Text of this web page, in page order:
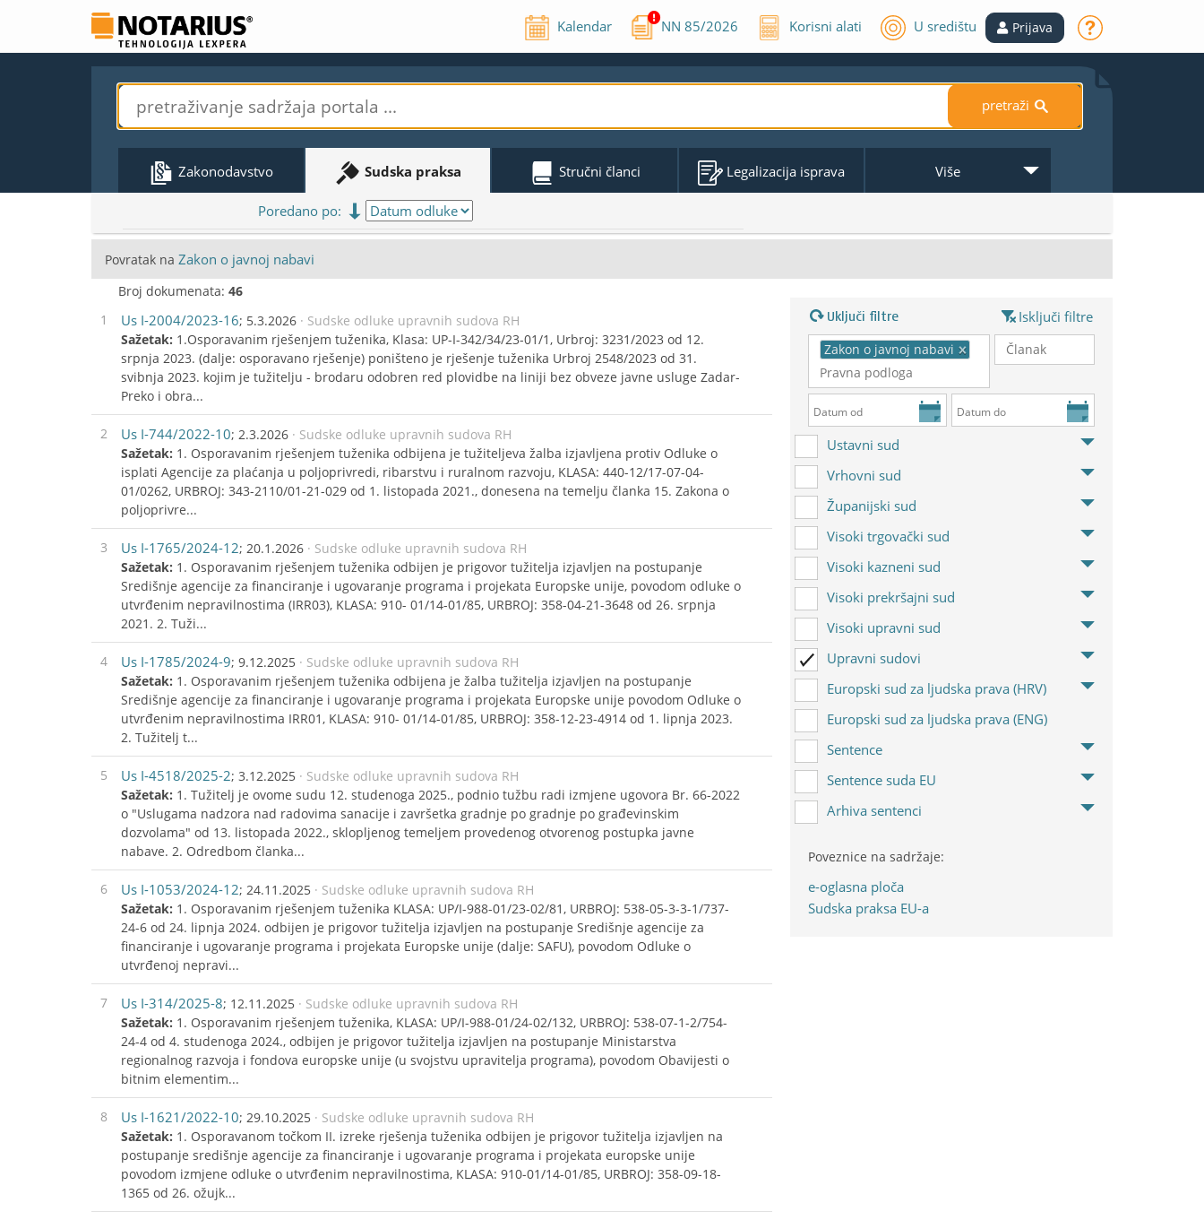
Kalendar NN85/2026 Korisni alati U središtu Prijava
pretraži S
Zakonodavstvo Sudska praksa Stručni članci Legalizacija isprava Više
Poredano po:
Povratak na Zakon o javnoj nabavi
Broj dokumenata: 46
1
Us I-2004/2023-16; 5.3.2026 · Sudske odluke upravnih sudova RH
Sažetak: 1.Osporavanim rješenjem tuženika, Klasa: UP-I-342/34/23-01/1, Urbroj: 3231/2023 od 12.
srpnja 2023. (dalje: osporavano rješenje) poništeno je rješenje tuženika Urbroj 2548/2023 od 31.
svibnja 2023. kojim je tužitelju - brodaru odobren red plovidbe na liniji bez obveze javne usluge Zadar-
Preko i obra...
2 Us I-744/2022-10; 2.3.2026 · Sudske odluke upravnih sudova RH
Sažetak: 1. Osporavanim rješenjem tuženika odbijena je tužiteljeva žalba izjavljena protiv Odluke o
isplati Agencije za plaćanja u poljoprivredi, ribarstvu i ruralnom razvoju, KLASA: 440-12/17-07-04-
01/0262, URBROJ: 343-2110/01-21-029 od 1. listopada 2021., donesena na temelju članka 15. Zakona o
poljoprivre...
3 Us I-1765/2024-12; 20.1.2026 · Sudske odluke upravnih sudova RH
Sažetak: 1. Osporavanim rješenjem tuženika odbijen je prigovor tužitelja izjavljen na postupanje
Središnje agencije za financiranje i ugovaranje programa i projekata Europske unije, povodom odluke o
utvrđenim nepravilnostima (IRR03), KLASA: 910- 01/14-01/85, URBROJ: 358-04-21-3648 od 26. srpnja
2021. 2. Tuži...
4 Us I-1785/2024-9; 9.12.2025 · Sudske odluke upravnih sudova RH
Sažetak: 1. Osporavanim rješenjem tuženika odbijena je žalba tužitelja izjavljen na postupanje
Središnje agencije za financiranje i ugovaranje programa i projekata Europske unije povodom Odluke o
utvrđenim nepravilnostima IRR01, KLASA: 910- 01/14-01/85, URBROJ: 358-12-23-4914 od 1. lipnja 2023.
2. Tužitelj t...
5 Us I-4518/2025-2; 3.12.2025 · Sudske odluke upravnih sudova RH
Sažetak: 1. Tužitelj je ovome sudu 12. studenoga 2025., podnio tužbu radi izmjene ugovora Br. 66-2022
o "Uslugama nadzora nad radovima sanacije i završetka gradnje po gradnje po građevinskim
dozvolama" od 13. listopada 2022., sklopljenog temeljem provedenog otvorenog postupka javne
nabave. 2. Odredbom članka...
6 Us I-1053/2024-12; 24.11.2025 · Sudske odluke upravnih sudova RH
Sažetak: 1. Osporavanim rješenjem tuženika KLASA: UP/I-988-01/23-02/81, URBROJ: 538-05-3-3-1/737-
24-6 od 24. lipnja 2024. odbijen je prigovor tužitelja izjavljen na postupanje Središnje agencije za
financiranje i ugovaranje programa i projekata Europske unije (dalje: SAFU), povodom Odluke o
utvrđenoj nepravi...
7 Us I-314/2025-8; 12.11.2025 · Sudske odluke upravnih sudova RH
Sažetak: 1. Osporavanim rješenjem tuženika, KLASA: UP/I-988-01/24-02/132, URBROJ: 538-07-1-2/754-
24-4 od 4. studenoga 2024., odbijen je prigovor tužitelja izjavljen na postupanje Ministarstva
regionalnog razvoja i fondova europske unije (u svojstvu upravitelja programa), povodom Obavijesti o
bitnim elementim...
8 Us I-1621/2022-10; 29.10.2025 · Sudske odluke upravnih sudova RH
Sažetak: 1. Osporavanom točkom II. izreke rješenja tuženika odbijen je prigovor tužitelja izjavljen na
postupanje središnje agencije za financiranje i ugovaranje programa i projekata europske unije
povodom izmjene odluke o utvrđenim nepravilnostima, KLASA: 910-01/14-01/85, URBROJ: 358-09-18-
1365 od 26. ožujk...
Uključi filtre Isključi filtre
Zakon o javnoj nabavi ×
Ustavni sud
Vrhovni sud
Županijski sud
Visoki trgovački sud
Visoki kazneni sud
Visoki prekršajni sud
Visoki upravni sud
Upravni sudovi
Europski sud za ljudska prava (HRV)
Europski sud za ljudska prava (ENG)
Sentence
Sentence suda EU
Arhiva sentenci
Poveznice na sadržaje:
e-oglasna ploča
Sudska praksa EU-a